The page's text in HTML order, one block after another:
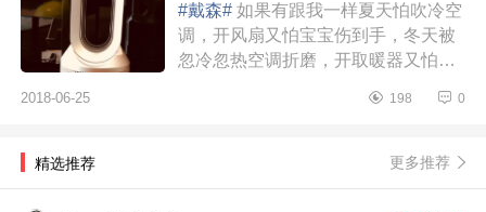
#戴森# 如果有跟我一样夏天怕吹冷空
调，开风扇又怕宝宝伤到手，冬天被
忽冷忽热空调折磨，开取暖器又怕烫
2018-06-25 198 0
精选推荐 更多推荐